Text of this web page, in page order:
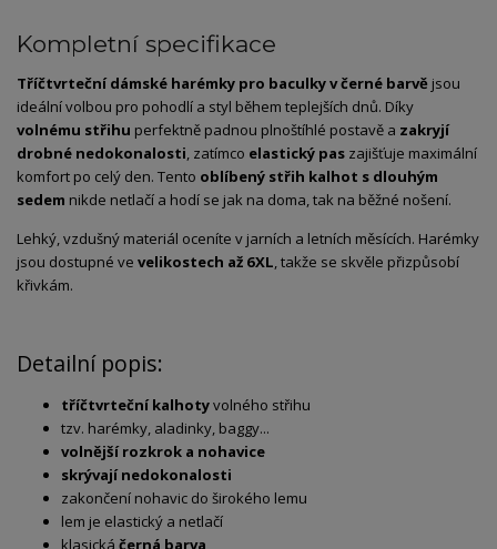
Kompletní specifikace
Tříčtvrteční dámské harémky pro baculky v černé barvě jsou
ideální volbou pro pohodlí a styl během teplejších dnů. Díky
volnému střihu perfektně padnou plnoštíhlé postavě a zakryjí
drobné nedokonalosti, zatímco elastický pas zajišťuje maximální
komfort po celý den. Tento oblíbený střih kalhot s dlouhým
sedem nikde netlačí a hodí se jak na doma, tak na běžné nošení.
Lehký, vzdušný materiál oceníte v jarních a letních měsících. Harémky
jsou dostupné ve velikostech až 6XL, takže se skvěle přizpůsobí
křivkám.
Detailní popis:
tříčtvrteční kalhotyvolného střihu
tzv. harémky, aladinky, baggy...
volnější rozkrok a nohavice
skrývají nedokonalosti
zakončení nohavic do širokého lemu
lem je elastický a netlačí
klasická černá barva